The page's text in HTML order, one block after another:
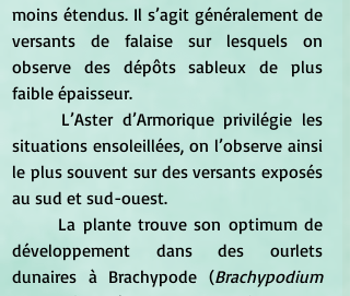
moins étendus. Il s’agit généralement de
versants de falaise sur lesquels on
observe des dépôts sableux de plus
faible épaisseur.
situations ensoleillées, on l’observe ainsi
le plus souvent sur des versants exposés
au sud et sud-ouest.
développement dans des ourlets
dunaires à Brachypode (Brachypodium